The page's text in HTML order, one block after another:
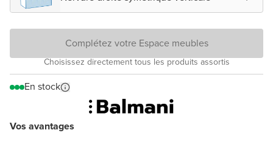
Vos avantages
Complétez votre Espace meubles
Choisissez directement tous les produits assortis
En stock